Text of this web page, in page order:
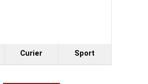
Curier Sport